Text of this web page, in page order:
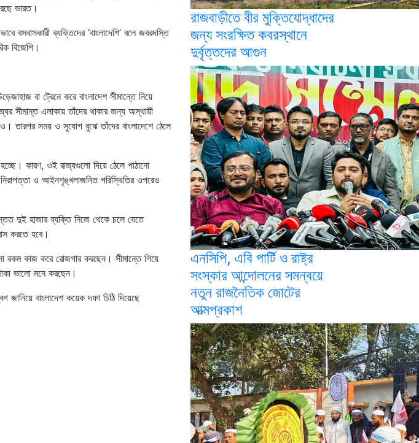
ভারত।
বসবাসকারী ব্যক্তিদের ‘বাংলাদেশি’ বলে জবরদস্তি
বিজেপি।
বা ট্রেনে করে বাংলাদেশ সীমান্তে নিয়ে
সীমান্ত এলাকায় তাঁদের থাকার জন্য অস্থায়ী
তারপর সময় ও সুযোগ বুঝে তাঁদের বাংলাদেশে ঠেলে
কারণ, ওই রাজ্যগুলো দিয়ে ঠেলে পাঠানো
ও আইনশৃঙ্খলাজনিত পরিস্থিতির ওপরেও
দুই হাজার ব্যক্তি নিজে থেকে চলে যেতে
করতে হবে।
রকম কাজ করে রোজগার করছেন। সীমান্তে গিয়ে
ভালো মনে করছেন।
জানিয়ে বাংলাদেশ কয়েক দফা চিঠি দিয়েছে
রাজবাড়ীতে বীর মুক্তিযোদ্ধাদের
জন্য সংরক্ষিত কবরস্থানে
দুর্বৃত্তদের আগুন
এনসিপি, এবি পার্টি ও রাষ্ট্র
সংস্কার আন্দোলনের সমন্বয়ে
নতুন রাজনৈতিক জোটের
আত্মপ্রকাশ